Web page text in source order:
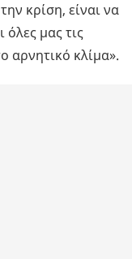
κρίση, είναι να
μας τις
αρνητικό κλίμα».